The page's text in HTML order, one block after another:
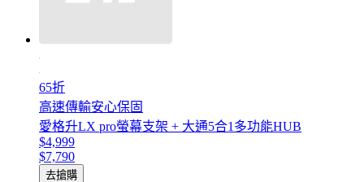
65折
高速傳輸安心保固
愛格升LX pro螢幕支架 + 大通5合1多功能HUB
$4,999
$7,790
去搶購